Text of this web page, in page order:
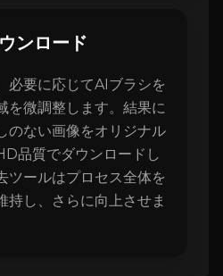
ンロード
必要に応じてAIブラシを
を微調整します。結果に
のない画像をオリジナル
品質でダウンロードし
ツールはプロセス全体を
持し、さらに向上させま